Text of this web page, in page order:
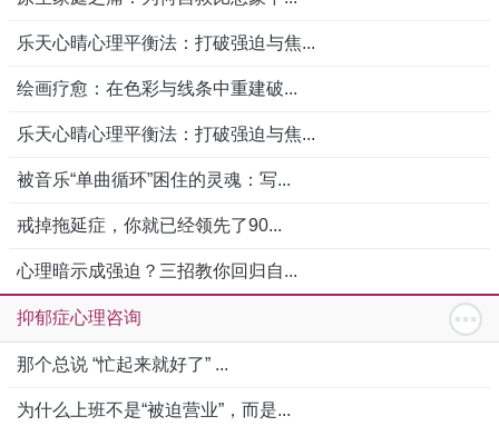
乐天心晴心理平衡法：打破强迫与焦...
绘画疗愈：在色彩与线条中重建破...
乐天心晴心理平衡法：打破强迫与焦...
被音乐“单曲循环”困住的灵魂：写...
戒掉拖延症，你就已经领先了90...
心理暗示成强迫？三招教你回归自...
抑郁症心理咨询
那个总说 “忙起来就好了” ...
为什么上班不是“被迫营业”，而是...